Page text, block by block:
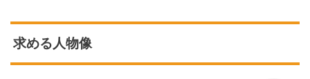
求める人物像